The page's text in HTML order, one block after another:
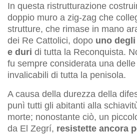
In questa ristrutturazione
doppio muro a zig-zag che
strutture, che rimase in mano
dei Re Cattolici, dopo uno
e duri di tutta la Reconquista.
fu sempre considerata una
invalicabili di tutta la penisola.
A causa della durezza della
punì tutti gli abitanti alla
morte; nonostante ciò, un
da El Zegrí, resistette ancora